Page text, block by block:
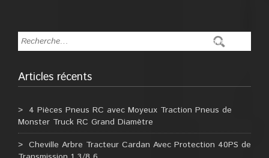
Articles récents
4 Pièces Pneus RC avec Moyeux Traction Pneus de
Monster Truck RC Grand Diamètre
Cheville Arbre Tracteur Cardan Avec Protection 40PS de